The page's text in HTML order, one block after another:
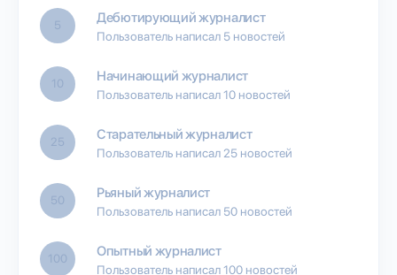
5 Дебютирующий журналист
Пользователь написал 5 новостей
10 Начинающий журналист
Пользователь написал 10 новостей
25 Старательный журналист
Пользователь написал 25 новостей
50 Рьяный журналист
Пользователь написал 50 новостей
100 Опытный журналист
Пользователь написал 100 новостей